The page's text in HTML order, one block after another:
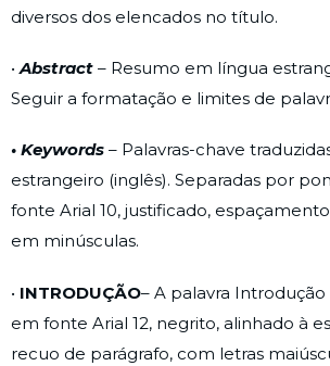
diversos dos elencados no título.
•Abstract – Resumo em língua
Seguir a formatação e limites de
• Keywords – Palavras-chave
estrangeiro (inglês). Separadas por
fonte Arial 10, justificado,
em minúsculas.
• INTRODUÇÃO– A palavra
em fonte Arial 12, negrito, alinhado à
recuo de parágrafo, com letras